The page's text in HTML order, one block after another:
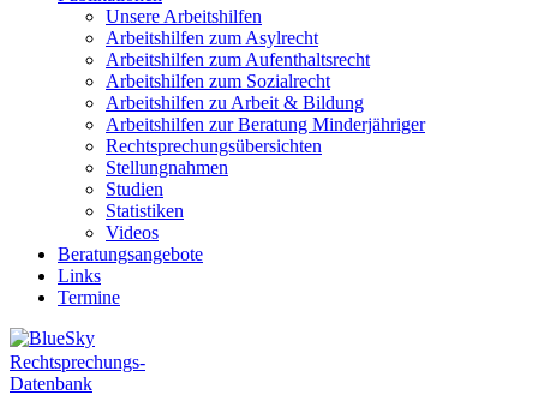
Unsere Arbeitshilfen
Arbeitshilfen zum Asylrecht
Arbeitshilfen zum Aufenthaltsrecht
Arbeitshilfen zum Sozialrecht
Arbeitshilfen zu Arbeit & Bildung
Arbeitshilfen zur Beratung Minderjähriger
Rechtsprechungsübersichten
Stellungnahmen
Studien
Statistiken
Videos
Beratungsangebote
Links
Termine
Rechtsprechungs-
Datenbank